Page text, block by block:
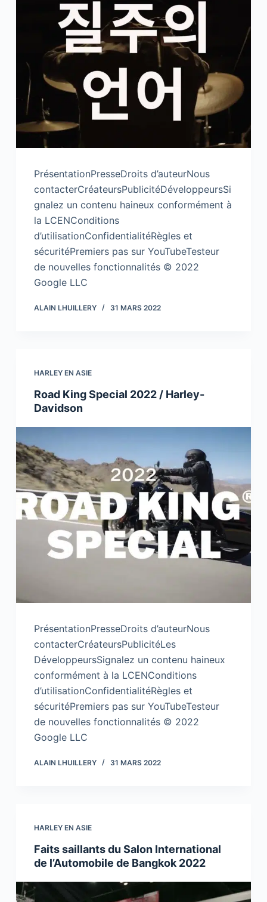
PrésentationPresseDroits d’auteurNous
contacterCréateursPublicitéDéveloppeursSi
gnalez un contenu haineux conformément à
la LCENConditions
d’utilisationConfidentialitéRègles et
sécuritéPremiers pas sur YouTubeTesteur
de nouvelles fonctionnalités © 2022
Google LLC
ALAIN LHUILLERY 31 MARS 2022
HARLEY EN ASIE
Road King Special 2022 / Harley-
Davidson
PrésentationPresseDroits d’auteurNous
contacterCréateursPublicitéLes
DéveloppeursSignalez un contenu haineux
conformément à la LCENConditions
d’utilisationConfidentialitéRègles et
sécuritéPremiers pas sur YouTubeTesteur
de nouvelles fonctionnalités © 2022
Google LLC
ALAIN LHUILLERY 31 MARS 2022
HARLEY EN ASIE
Faits saillants du Salon International
de l’Automobile de Bangkok 2022